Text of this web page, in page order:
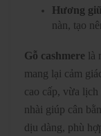
Hương
nàn, tạo
Gỗ cashmere là
mang lại cảm
cao cấp, vừa
nhài giúp cân
dịu dàng, phù